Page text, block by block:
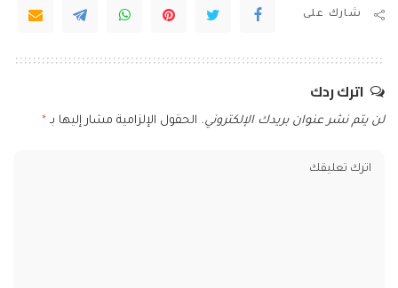
شارك على
اترك ردك
لن يتم نشر عنوان بريدك الإلكتروني. الحقول الإلزامية مشار إليها بـ *